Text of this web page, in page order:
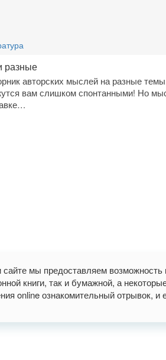
разные
авторских мыслей на разные
вам слишком спонтанными! Но
мы предоставляем возможность
книги, так и бумажной, а
online ознакомительный отрывок, и